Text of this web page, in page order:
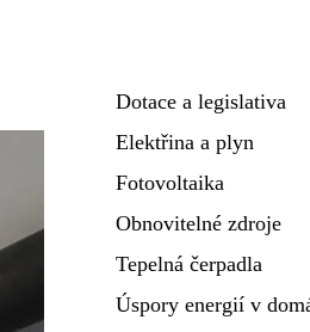
Dotace a legislativa
Elektřina a plyn
Fotovoltaika
Obnovitelné zdroje
Tepelná čerpadla
Úspory energií v